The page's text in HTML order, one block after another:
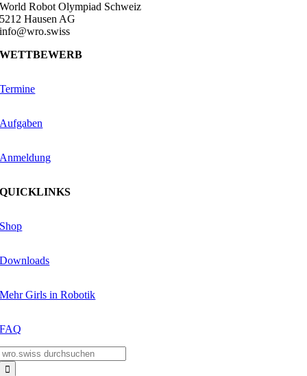
World Robot Olympiad Schweiz
5212 Hausen AG
info@wro.swiss
WETTBEWERB
Termine
Aufgaben
Anmeldung
QUICKLINKS
Shop
Downloads
Mehr Girls in Robotik
FAQ